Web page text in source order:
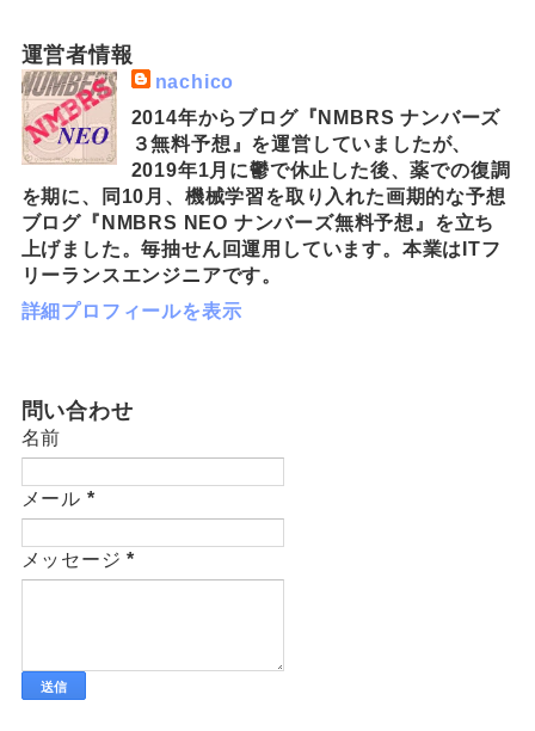
運営者情報
nachico
2014年からブログ『NMBRS ナンバーズ
３無料予想』を運営していましたが、
2019年1月に鬱で休止した後、薬での復調
を期に、同10月、機械学習を取り入れた画期的な予想
ブログ『NMBRS NEO ナンバーズ無料予想』を立ち
上げました。毎抽せん回運用しています。本業はITフ
リーランスエンジニアです。
詳細プロフィールを表示
問い合わせ
名前
メール *
メッセージ*